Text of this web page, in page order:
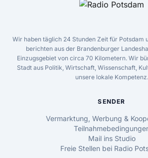
Wir haben täglich 24 Stunden Zeit für Potsdam
berichten aus der Brandenburger
Einzugsgebiet von circa 70 Kilometern. Wir
Stadt aus Politik, Wirtschaft, Wissenschaft,
unsere lokale Kompetenz.
SENDER
Vermarktung, Werbung &
Mail ins Studio
Freie Stellen bei Radio